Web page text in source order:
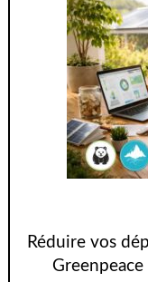
Réduire vos